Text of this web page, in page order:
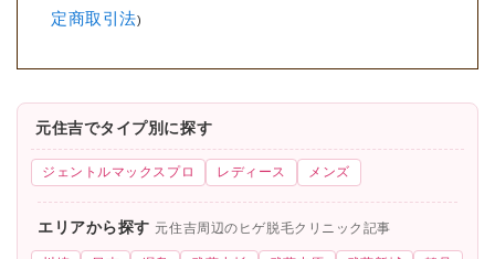
定商取引法)
元住吉でタイプ別に探す
ジェントルマックスプロ レディース メンズ
エリアから探す 元住吉周辺のヒゲ脱毛クリニック記事